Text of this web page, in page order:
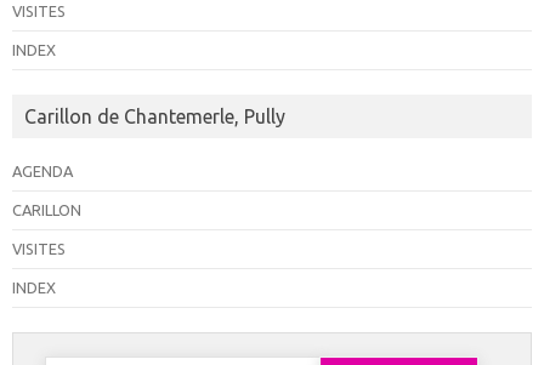
VISITES
INDEX
Carillon de Chantemerle, Pully
AGENDA
CARILLON
VISITES
INDEX
Rechercher :